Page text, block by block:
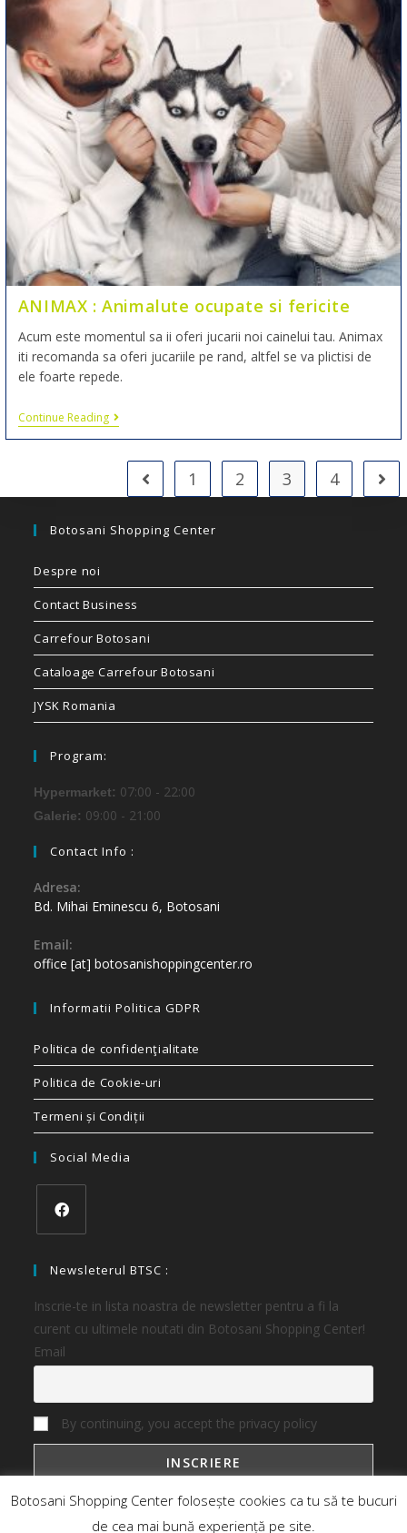
ANIMAX : Animalute ocupate si fericite
Acum este momentul sa ii oferi jucarii noi cainelui tau. Animax
iti recomanda sa oferi jucariile pe rand, altfel se va plictisi de
ele foarte repede.
Continue Reading
1 2 3 4
Botosani Shopping Center
Despre noi
Contact Business
Carrefour Botosani
Cataloage Carrefour Botosani
JYSK Romania
Program:
Hypermarket: 07:00 - 22:00
Galerie: 09:00 - 21:00
Contact Info :
Adresa:
Bd. Mihai Eminescu 6, Botosani
Email:
office [at] botosanishoppingcenter.ro
Informatii Politica GDPR
Politica de confidenţialitate
Politica de Cookie-uri
Termeni și Condiții
Social Media
Newsleterul BTSC :
Inscrie-te in lista noastra de newsletter pentru a fi la
curent cu ultimele noutati din Botosani Shopping Center!
Email
By continuing, you accept the privacy policy
Botosani Shopping Center folosește cookies ca tu să te bucuri
de cea mai bună experiență pe site.